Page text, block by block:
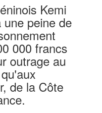
Kemi
peine de
000 francs
outrage au
de la Côte